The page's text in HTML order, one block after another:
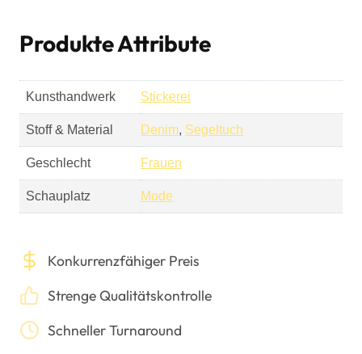
Produkte Attribute
Kunsthandwerk Stickerei
Stoff & Material Denim, Segeltuch
Geschlecht Frauen
Schauplatz Mode
Konkurrenzfähiger Preis
Strenge Qualitätskontrolle
Schneller Turnaround